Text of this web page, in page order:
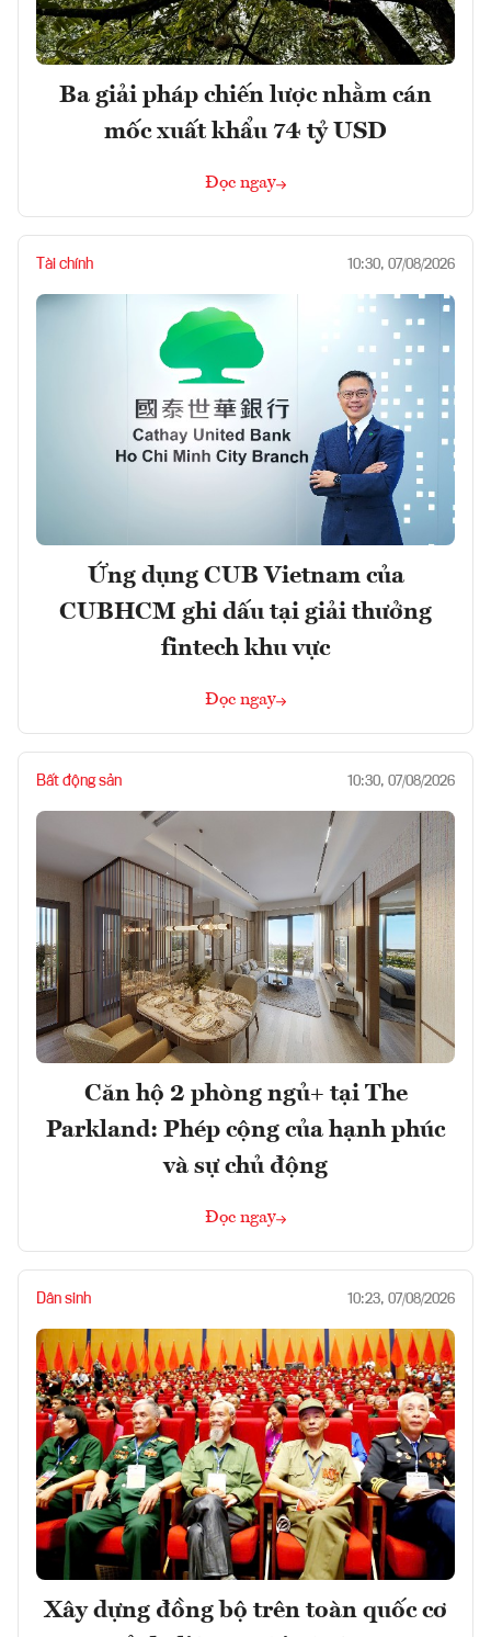
Ba giải pháp chiến lược nhằm cán
mốc xuất khẩu 74 tỷ USD
Đọc ngay
Tài chính 10:30, 07/08/2026
Ứng dụng CUB Vietnam của
CUBHCM ghi dấu tại giải thưởng
fintech khu vực
Đọc ngay
Bất động sản 10:30, 07/08/2026
Căn hộ 2 phòng ngủ+ tại The
Parkland: Phép cộng của hạnh phúc
và sự chủ động
Đọc ngay
Dân sinh 10:23, 07/08/2026
Xây dựng đồng bộ trên toàn quốc cơ